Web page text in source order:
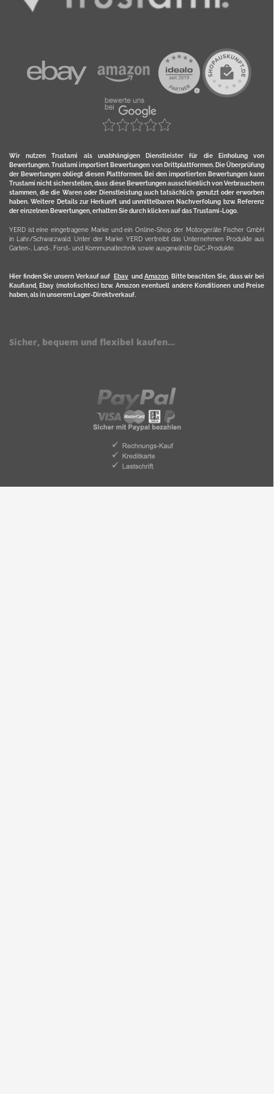
Wir nutzen Trustami als unabhängigen Dienstleister für die Einholung von
Bewertungen. Trustami importiert Bewertungen von Drittplattformen. Die Überprüfung
der Bewertungen obliegt diesen Plattformen. Bei den importierten Bewertungen kann
Trustami nicht sicherstellen, dass diese Bewertungen ausschließlich von Verbrauchern
stammen, die die Waren oder Dienstleistung auch tatsächlich genutzt oder erworben
haben. Weitere Details zur Herkunft und unmittelbaren Nachverfolung bzw. Referenz
der einzelnen Bewertungen, erhalten Sie durch klicken auf das Trustami-Logo.
YERD ist eine eingetragene Marke und ein Online-Shop der Motorgeräte Fischer GmbH
in Lahr/Schwarzwald. Unter der Marke YERD vertreibt das Unternehmen Produkte aus
Garten-, Land-, Forst- und Kommunaltechnik sowie ausgewählte D2C-Produkte.
Hier finden Sie unsern Verkauf auf Ebayund Amazon. Bitte beachten Sie, dass wir bei
Kaufland, Ebay (motofischtec) bzw. Amazon eventuell andere Konditionen und Preise
haben, als in unserem Lager-Direktverkauf.
Sicher, bequem und flexibel kaufen...